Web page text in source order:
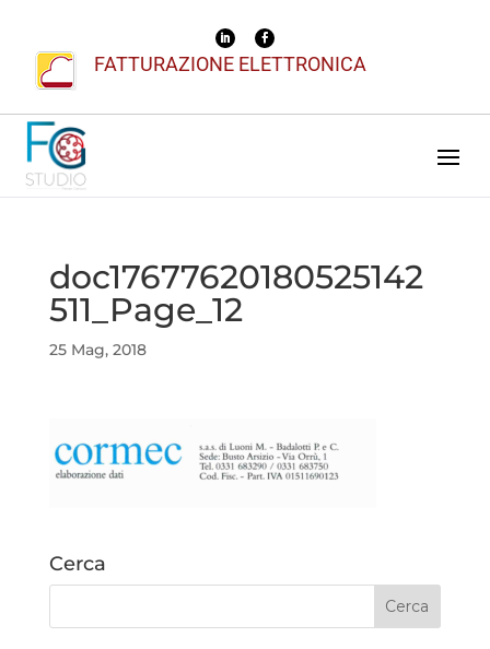
FATTURAZIONE ELETTRONICA
doc17677620180525142
511_Page_12
25 Mag, 2018
Cerca